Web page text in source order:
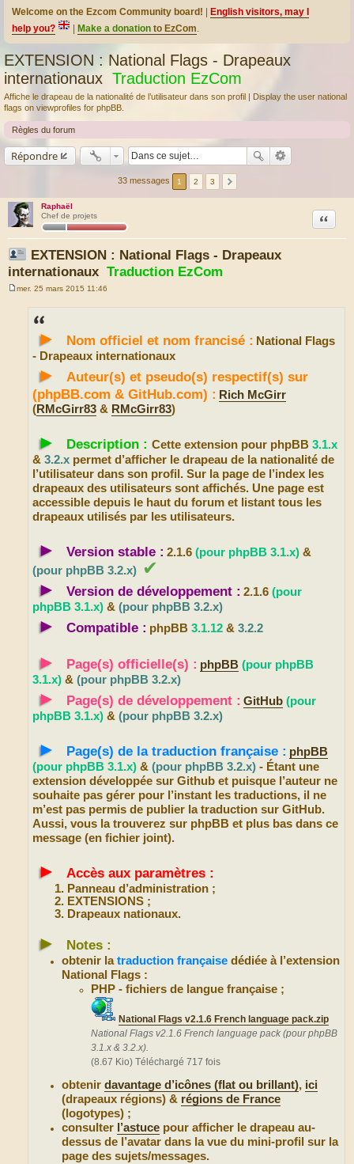
Welcome on the Ezcom Community board!
English visitors, may I
help you?
Make a donation to EzCom.
EXTENSION : National Flags - Drapeaux
internationaux Traduction EzCom
Affiche le drapeau de la nationalité de l’utilisateur dans son profil | Display the user national
flags on viewprofiles for phpBB.
Règles du forum
Répondre
33 messages 1 2 3
Raphaël
Chef de projets
EXTENSION : National Flags - Drapeaux
internationaux Traduction EzCom
Citation
mer. 25 mars 2015 11:46
► Nom officiel et nom francisé : National Flags
- Drapeaux internationaux
►
Auteur(s) et pseudo(s) respectif(s) sur
(phpBB.com & GitHub.com) : Rich McGirr
(RMcGirr83 & RMcGirr83)
► Description : Cette extension pour phpBB 3.1.x
& 3.2.x permet d’afficher le drapeau de la nationalité de
l’utilisateur dans son profil. Sur la page de l’index les
drapeaux des utilisateurs sont affichés. Une page est
accessible depuis le haut du forum et listant tous les
drapeaux utilisés par les utilisateurs.
► Version stable : 2.1.6 (pour phpBB 3.1.x) &
(pour phpBB 3.2.x) ✔
►
Version de développement : 2.1.6 (pour
phpBB 3.1.x) & (pour phpBB 3.2.x)
► Compatible : phpBB 3.1.12 & 3.2.2
► Page(s) officielle(s) : phpBB (pour phpBB
3.1.x) & (pour phpBB 3.2.x)
► Page(s) de développement : GitHub (pour
phpBB 3.1.x) & (pour phpBB 3.2.x)
► Page(s) de la traduction française : phpBB
(pour phpBB 3.1.x) & (pour phpBB 3.2.x) - Étant une
extension développée sur Github et puisque l’auteur ne
souhaite pas gérer pour l’instant les traductions, il ne
m’est pas permis de publier la traduction sur GitHub.
Aussi, vous la trouverez sur phpBB et plus bas dans ce
message (en fichier joint).
► Accès aux paramètres :
Panneau d’administration ;
EXTENSIONS ;
Drapeaux nationaux.
► Notes :
obtenir latraduction française dédiée à l’extension
National Flags :
PHP - fichiers de langue française ;
National Flags v2.1.6 French language pack.zip
National Flags v2.1.6 French language pack (pour phpBB
3.1.x & 3.2.x).
(8.67 Kio) Téléchargé 717 fois
obtenirdavantage d’icônes (flat ou brillant), ici
(drapeaux régions) & régions de France
(logotypes) ;
consulter l’astuce pour afficher le drapeau au-
dessus de l’avatar dans la vue du mini-profil sur la
page des sujets/messages.